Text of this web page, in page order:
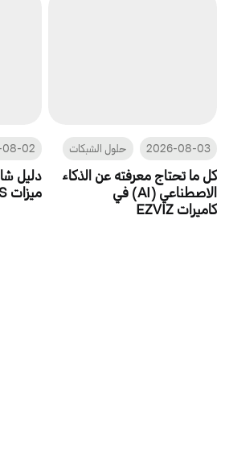
2026-08-03 حلول الشبكات
كل ما تحتاج معرفته عن الذكاء
الاصطناعي (AI) في
كاميرات EZVIZ
02
دليل
ميزات QoS في سويتشات ريجي